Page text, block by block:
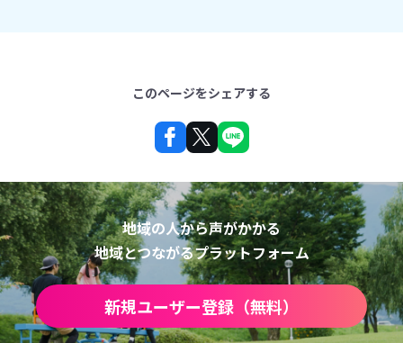
このページをシェアする
地域の人から声がかかる
地域とつながるプラットフォーム
新規ユーザー登録（無料）